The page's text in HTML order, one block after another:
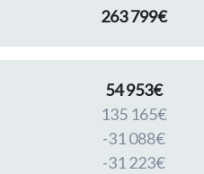
263 799€
54 953€
135 165€
-31 088€
-31 223€